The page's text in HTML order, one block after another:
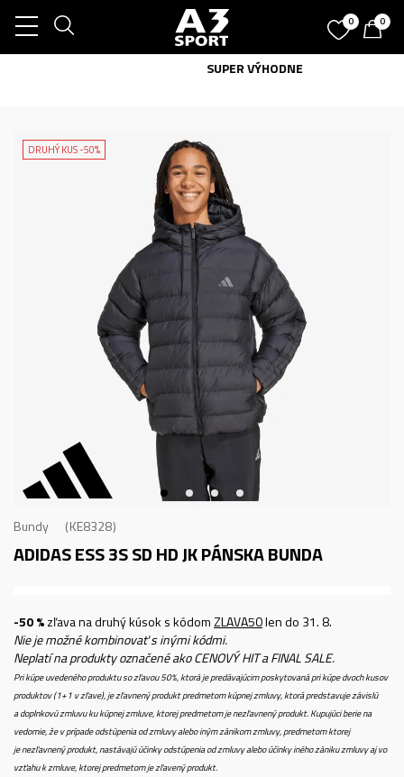
0 0
SUPER VÝHODNE
DRUHÝ KUS -50%
Bundy KE8328
ADIDAS ESS 3S SD HD JKPÁNSKA BUNDA
-50 %zľava na druhý kúsok s kódomZLAVA50len do 31. 8.
Nie je možné kombinovať s inými kódmi.
Neplatí na produkty označené ako CENOVÝ HIT a FINAL SALE.
Pri kúpe uvedeného produktu so zľavou 50%, ktorá je predávajúcim poskytovaná pri kúpe dvoch kusov
produktov (1+1 v zľave), je zľavnený produkt predmetom kúpnej zmluvy, ktorá predstavuje závislú
a doplnkovú zmluvu ku kúpnej zmluve, ktorej predmetom je nezľavnený produkt. Kupujúci berie na
vedomie, že v prípade odstúpenia od zmluvy alebo iným zánikom zmluvy, predmetom ktorej
je nezľavnený produkt, nastávajú účinky odstúpenia od zmluvy alebo účinky iného zániku zmluvy aj vo
vzťahu k zmluve, ktorej predmetom je zľavený produkt.